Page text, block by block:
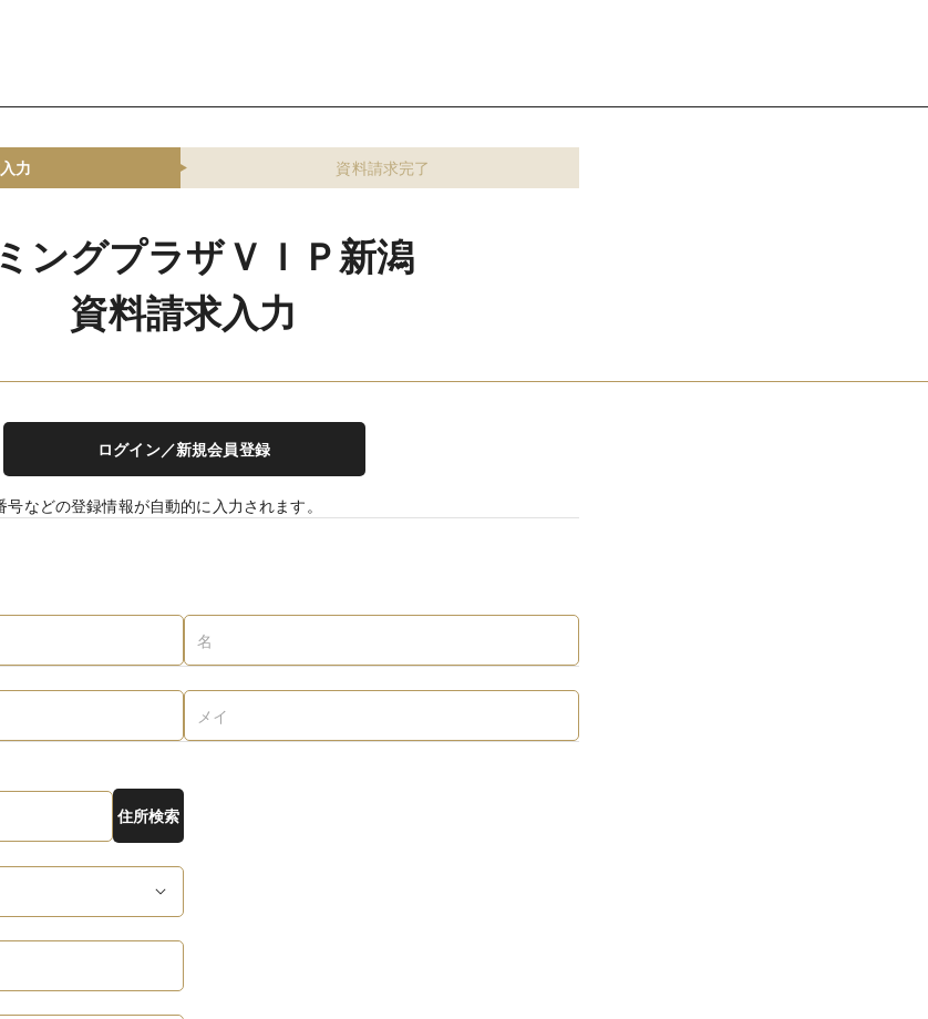
力 資料請求完了
ングプラザＶＩＰ新潟
資料請求入力
ログイン／新規会員登録
などの登録情報が自動的に入力されます。
住所検索